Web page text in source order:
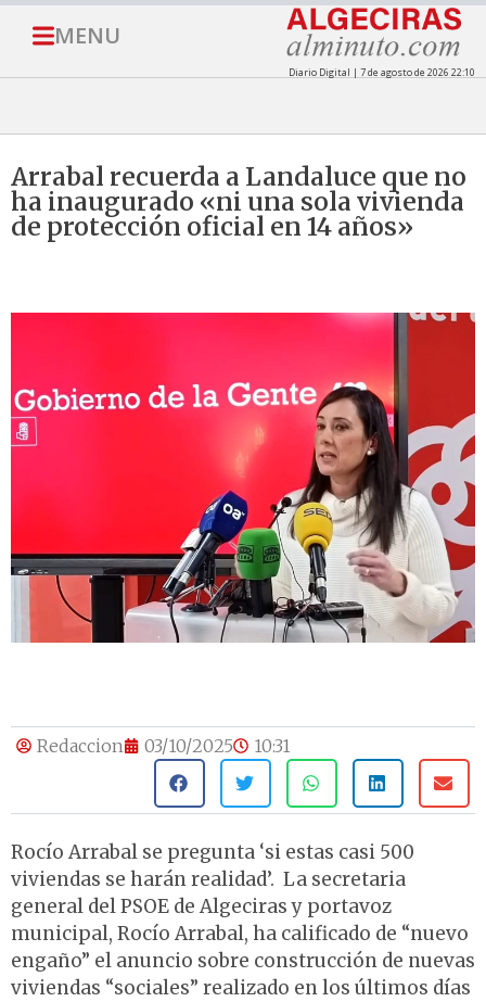
MENU
Diario Digital | 7 de agosto de 2026 22:10
Arrabal recuerda a Landaluce que no
ha inaugurado «ni una sola vivienda
de protección oficial en 14 años»
Redaccion 03/10/2025 10:31
Rocío Arrabal se pregunta ‘si estas casi 500
viviendas se harán realidad’. La secretaria
general del PSOE de Algeciras y portavoz
municipal, Rocío Arrabal, ha calificado de “nuevo
engaño” el anuncio sobre construcción de nuevas
viviendas “sociales” realizado en los últimos días